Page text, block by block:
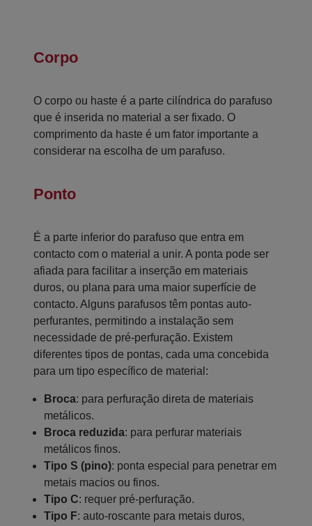
Corpo
O corpo ou haste é a parte cilíndrica do parafuso
que é inserida no material a ser fixado. O
comprimento da haste é um fator importante a
considerar na escolha de um parafuso.
Ponto
É a parte inferior do parafuso que entra em
contacto com o material a unir. A ponta pode ser
afiada para facilitar a inserção em materiais
duros, ou plana para uma maior superfície de
contacto. Alguns parafusos têm pontas auto-
perfurantes, permitindo a instalação sem
necessidade de pré-perfuração. Existem
diferentes tipos de pontas, cada uma concebida
para um tipo específico de material:
Broca: para perfuração direta de materiais
metálicos.
Broca reduzida: para perfurar materiais
metálicos finos.
Tipo S (pino): ponta especial para penetrar em
metais macios ou finos.
Tipo C: requer pré-perfuração.
Tipo F: auto-roscante para metais duros,